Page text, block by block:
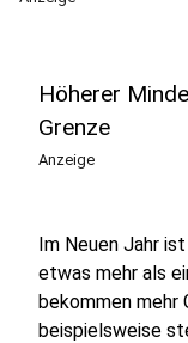
Höherer
Grenze
Anzeige
Im Neuen Jahr
etwas mehr als
bekommen mehr
beispielsweise